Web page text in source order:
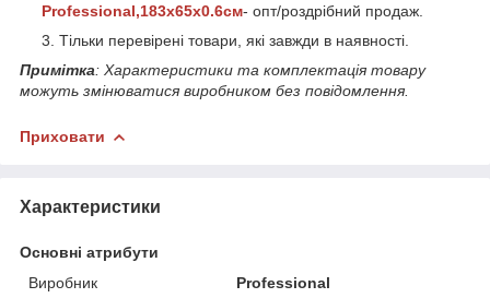
Professional,183x65x0.6см- опт/роздрібний продаж.
Тільки перевірені товари, які завжди в наявності.
Примітка: Характеристики та комплектація товару
можуть змінюватися виробником без повідомлення.
Приховати
Характеристики
Основні атрибути
Виробник
Professional